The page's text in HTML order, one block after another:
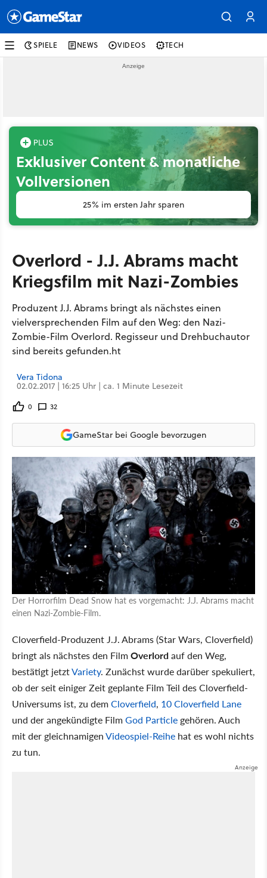
SPIELE NEWS VIDEOS TECH
Exklusiver Content & monatliche
Vollversionen
25% im ersten Jahr sparen
Overlord - J.J. Abrams macht
Kriegsfilm mit Nazi-Zombies
Produzent J.J. Abrams bringt als nächstes einen
vielversprechenden Film auf den Weg: den Nazi-
Zombie-Film Overlord. Regisseur und Drehbuchautor
sind bereits gefunden.ht
Vera Tidona
02.02.2017 | 16:25 Uhr | ca. 1 Minute Lesezeit
0 32
GameStar bei Google bevorzugen
Der Horrorfilm Dead Snow hat es vorgemacht: J.J. Abrams macht
einen Nazi-Zombie-Film.
Cloverfield-Produzent J.J. Abrams (Star Wars, Cloverfield)
bringt als nächstes den FilmOverlordauf den Weg,
bestätigt jetztVariety. Zunächst wurde darüber spekuliert,
ob der seit einiger Zeit geplante Film Teil des Cloverfield-
Universums ist, zu demCloverfield, 10 Cloverfield Lane
und der angekündigte FilmGod Particle gehören. Auch
mit der gleichnamigenVideospiel-Reihe hat es wohl nichts
zu tun.